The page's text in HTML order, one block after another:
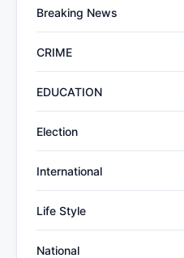
Breaking News
CRIME
EDUCATION
Election
International
Life Style
National